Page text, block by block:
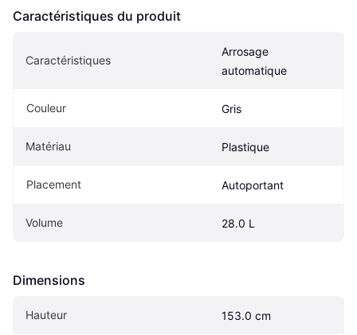
Caractéristiques du produit
Caractéristiques
Arrosage
automatique
Couleur Gris
Matériau Plastique
Placement Autoportant
Volume 28.0 L
Dimensions
Hauteur 153.0 cm